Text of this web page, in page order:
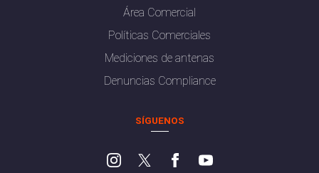
Área Comercial
Políticas Comerciales
Mediciones de antenas
Denuncias Compliance
SÍGUENOS